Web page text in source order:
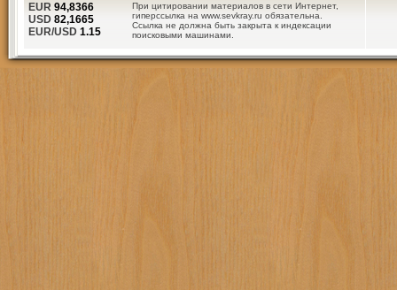
При цитировании материалов в сети Интернет,
гиперссылка на www.sevkray.ru обязательна.
Ссылка не должна быть закрыта к индексации
поисковыми машинами.
EUR 94,8366
USD 82,1665
EUR/USD 1.15